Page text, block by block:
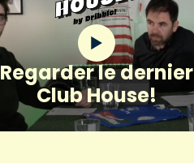
Regarder le dernier
Club House!